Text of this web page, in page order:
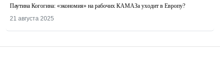
Паутина Когогина: «экономия» на рабочих КАМАЗа уходит в Европу?
21 августа 2025